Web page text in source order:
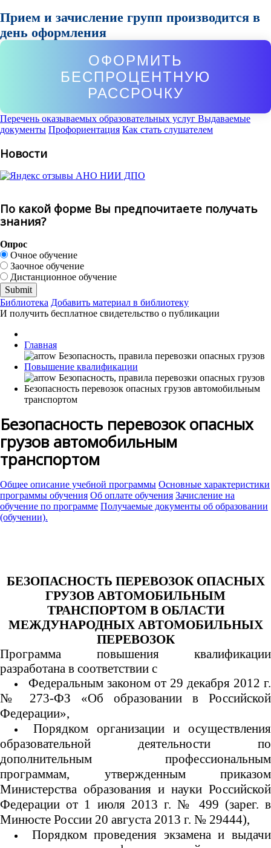
Прием и зачисление групп производится в
день оформления
ОФОРМИТЬ
БЕСПРОЦЕНТНУЮ
РАССРОЧКУ
Перечень оказываемых образовательных услуг Выдаваемые
документы Профориентация Как стать слушателем
Новости
По какой форме Вы предпочитаете получать
знания?
Опрос
Очное обучение
Заочное обучение
Дистанционное обучение
Библиотека Добавить материал в библиотеку
И получить бесплатное свидетельство о публикации
Главная
Повышение квалификации
Безопасность перевозок опасных грузов автомобильным
транспортом
Безопасность перевозок опасных
грузов автомобильным
транспортом
Общее описание учебной программы Основные характеристики
программы обучения Об оплате обучения Зачисление на
обучение по программе Получаемые документы об образовании
(обучении).
БЕЗОПАСНОСТЬ ПЕРЕВОЗОК ОПАСНЫХ
ГРУЗОВ АВТОМОБИЛЬНЫМ
ТРАНСПОРТОМ В ОБЛАСТИ
МЕЖДУНАРОДНЫХ АВТОМОБИЛЬНЫХ
ПЕРЕВОЗОК
Программа повышения квалификации
разработана в соответствии с
Федеральным законом от 29 декабря 2012 г.
№ 273-ФЗ «Об образовании в Российской
Федерации»,
Порядком организации и осуществления
образовательной деятельности по
дополнительным профессиональным
программам, утвержденным приказом
Министерства образования и науки Российской
Федерации от 1 июля 2013 г. № 499 (зарег. в
Минюсте России 20 августа 2013 г. № 29444),
Порядком проведения экзамена и выдачи